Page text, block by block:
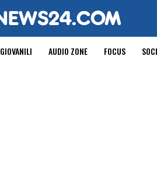
GIOVANILI AUDIO ZONE FOCUS